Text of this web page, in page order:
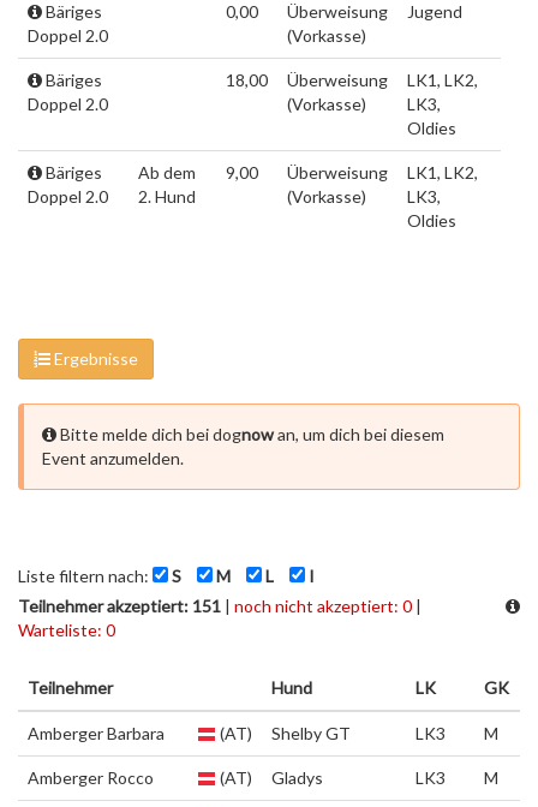
Bäriges
Doppel 2.0
0,00
Überweisung
(Vorkasse)
Jugend
Bäriges
Doppel 2.0
18,00
Überweisung
(Vorkasse)
LK1, LK2,
LK3,
Oldies
Bäriges
Doppel 2.0
Ab dem
2. Hund
9,00
Überweisung
(Vorkasse)
LK1, LK2,
LK3,
Oldies
Ergebnisse
Bitte melde dich bei dognowan, um dich bei diesem
Event anzumelden.
Liste filtern nach: S M L
I
Teilnehmer akzeptiert: 151 | noch nicht akzeptiert: 0 |
Warteliste: 0
Teilnehmer Hund LK GK
Amberger Barbara (AT) Shelby GT LK3 M
Amberger Rocco (AT) Gladys LK3 M